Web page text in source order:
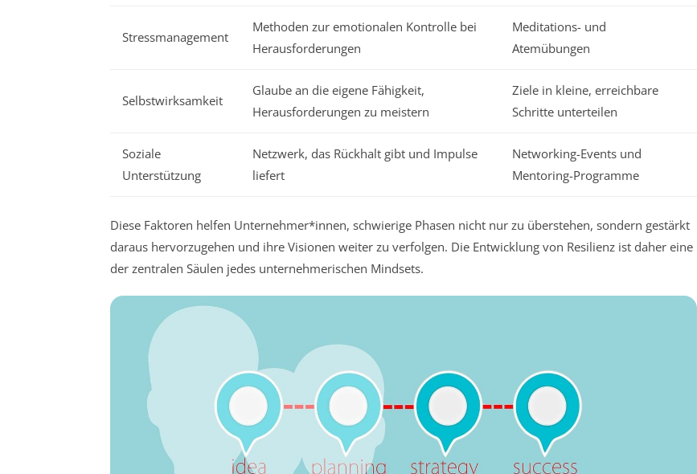
Stressmanagement
Methoden zur emotionalen Kontrolle bei
Herausforderungen
Meditations- und
Atemübungen
Selbstwirksamkeit
Glaube an die eigene Fähigkeit,
Herausforderungen zu meistern
Ziele in kleine, erreichbare
Schritte unterteilen
Soziale
Unterstützung
Netzwerk, das Rückhalt gibt und Impulse
liefert
Networking-Events und
Mentoring-Programme
Diese Faktoren helfen Unternehmer*innen, schwierige Phasen nicht nur zu überstehen, sondern gestärkt
daraus hervorzugehen und ihre Visionen weiter zu verfolgen. Die Entwicklung von Resilienz ist daher eine
der zentralen Säulen jedes unternehmerischen Mindsets.